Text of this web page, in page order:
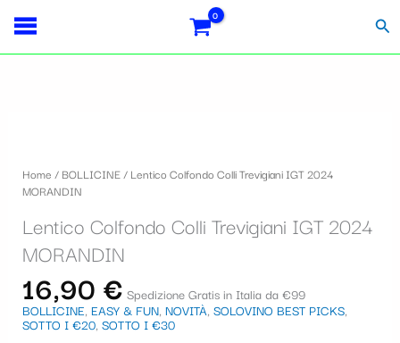
contenuto
Home / BOLLICINE/ Lentico Colfondo Colli Trevigiani IGT 2024
MORANDIN
Lentico Colfondo Colli Trevigiani IGT 2024
MORANDIN
16,90 € Spedizione Gratis in Italia da €99
BOLLICINE, EASY & FUN, NOVITÀ, SOLOVINO BEST PICKS,
SOTTO I €20, SOTTO I €30
Trevigiani
IGT
MORANDIN
quantità
S
o
n
a